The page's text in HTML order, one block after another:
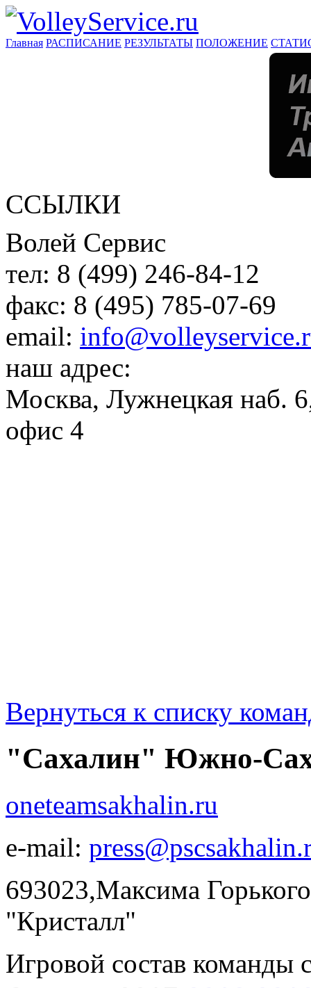
Главная РАСПИСАНИЕ РЕЗУЛЬТАТЫ ПОЛОЖЕНИЕ
ССЫЛКИ
Волей Сервис
тел: 8 (499) 246-84-12
факс: 8 (495) 785-07-69
email:
наш адрес:
Москва, Лужнецкая наб.
офис 4
Вернуться к списку
"Сахалин" Южно-
oneteamsakhalin.ru
e-mail:
693023,Максима
"Кристалл"
Игровой состав команды